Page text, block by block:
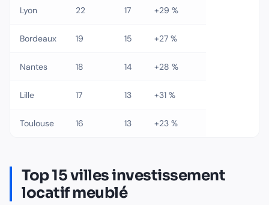
Lyon 22 17 +29 %
Bordeaux 19 15 +27 %
Nantes 18 14 +28 %
Lille 17 13 +31 %
Toulouse 16 13 +23 %
Top 15 villes investissement
locatif meublé